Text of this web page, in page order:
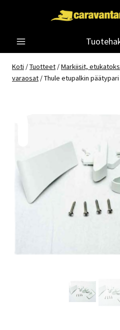
Koti /Tuotteet /Markiisit,
varaosat /Thule etupalkin